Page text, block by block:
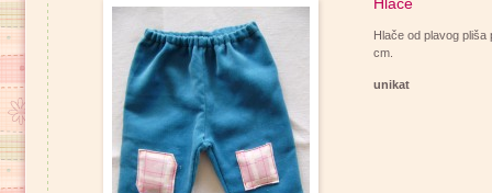
Hlače od plavog
cm.
unikat